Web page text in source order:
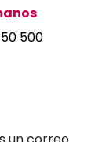
500